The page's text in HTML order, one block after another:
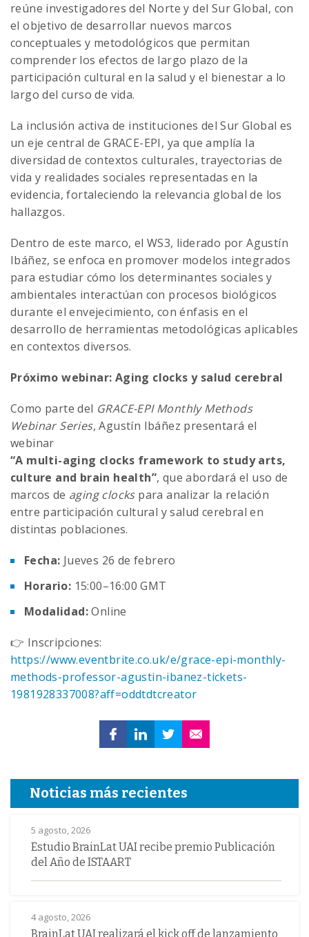
reúne investigadores del Norte y del Sur Global, con
el objetivo de desarrollar nuevos marcos
conceptuales y metodológicos que permitan
comprender los efectos de largo plazo de la
participación cultural en la salud y el bienestar a lo
largo del curso de vida.
La inclusión activa de instituciones del Sur Global es
un eje central de GRACE-EPI, ya que amplía la
diversidad de contextos culturales, trayectorias de
vida y realidades sociales representadas en la
evidencia, fortaleciendo la relevancia global de los
hallazgos.
Dentro de este marco, el WS3, liderado por Agustín
Ibáñez, se enfoca en promover modelos integrados
para estudiar cómo los determinantes sociales y
ambientales interactúan con procesos biológicos
durante el envejecimiento, con énfasis en el
desarrollo de herramientas metodológicas aplicables
en contextos diversos.
Próximo webinar: Aging clocks y salud cerebral
Como parte del GRACE-EPI Monthly Methods
Webinar Series, Agustín Ibáñez presentará el
webinar
“A multi-aging clocks framework to study arts,
culture and brain health”, que abordará el uso de
marcos de aging clockspara analizar la relación
entre participación cultural y salud cerebral en
distintas poblaciones.
Fecha: Jueves 26 de febrero
Horario: 15:00–16:00 GMT
Modalidad:Online
👉 Inscripciones:
https://www.eventbrite.co.uk/e/grace-epi-monthly-
methods-professor-agustin-ibanez-tickets-
1981928337008?aff=oddtdtcreator
Noticias más recientes
5 agosto, 2026
Estudio BrainLat UAI recibe premio Publicación
del Año de ISTAART
4 agosto, 2026
BrainLat UAI realizará el kick off de lanzamiento